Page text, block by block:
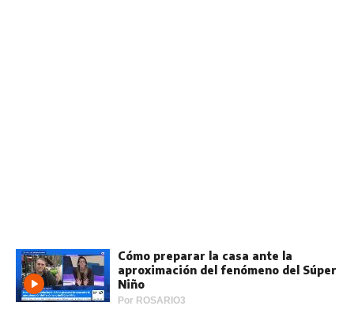
Cómo preparar la casa ante la
aproximación del fenómeno del Súper
Niño
Por ROSARIO3